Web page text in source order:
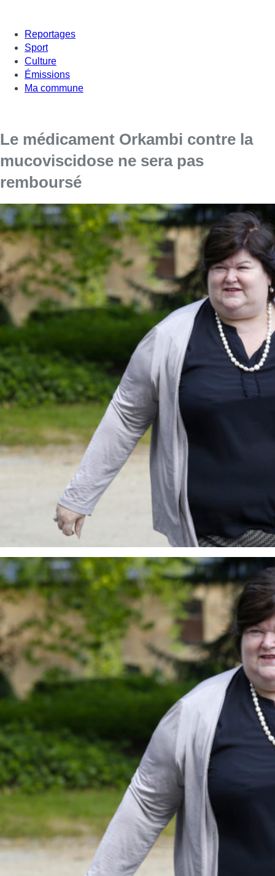
Reportages
Sport
Culture
Émissions
Ma commune
Le médicament Orkambi contre la
mucoviscidose ne sera pas
remboursé